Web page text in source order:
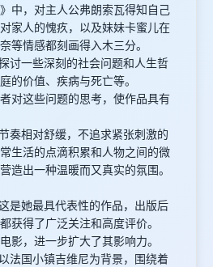
中，对主人公弗朗索瓦得知自己
家人的愧疚，以及妹妹卡蜜儿在
等情感都刻画得入木三分。
讨一些深刻的社会问题和人生哲
的价值、疾病与死亡等。
对这些问题的思考，使作品具有
奏相对舒缓，不追求紧张刺激的
生活的点滴积累和人物之间的微
造出一种温暖而又真实的氛围。
是她最具代表性的作品，出版后
获得了广泛关注和高度评价。
影，进一步扩大了其影响力。
法国小镇吉维尼为背景，围绕着